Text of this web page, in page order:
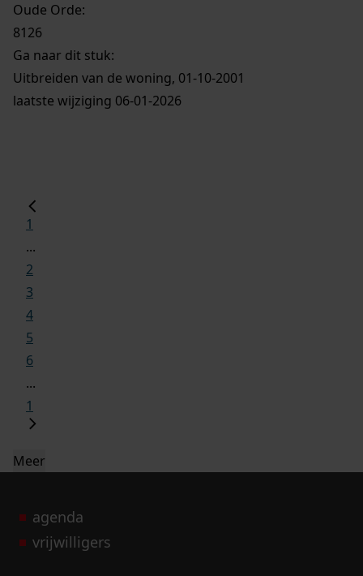
Oude Orde:
8126
Ga naar dit stuk:
Uitbreiden van de woning, 01-10-2001
laatste wijziging 06-01-2026
1
...
2
3
4
5
6
...
1
Meer
agenda
vrijwilligers